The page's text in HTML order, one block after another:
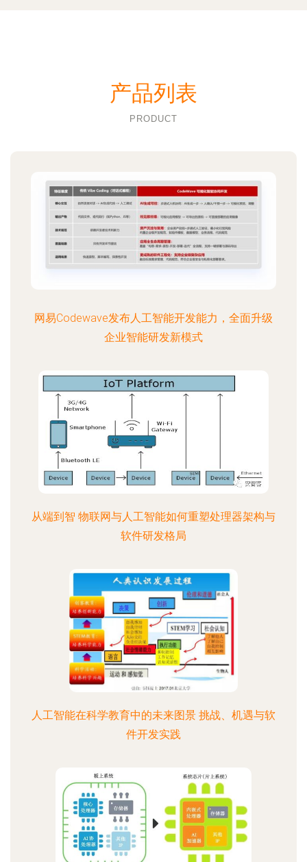
产品列表
PRODUCT
网易Codewave发布人工智能开发能力，全面升级
企业智能研发新模式
从端到智 物联网与人工智能如何重塑处理器架构与
软件研发格局
人工智能在科学教育中的未来图景 挑战、机遇与软
件开发实践